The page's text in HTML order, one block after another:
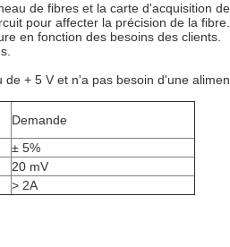
de fibres et la carte d'acquisition
pour affecter la précision de la fibre.
en fonction des besoins des clients.
+ 5 V et n'a pas besoin d'une
Demande
± 5%
20 mV
> 2A